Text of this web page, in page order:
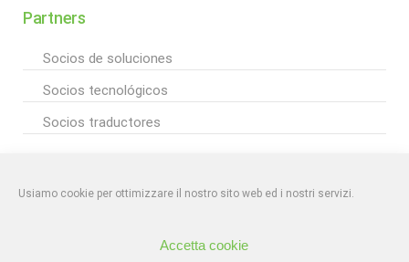
Usiamo cookie per ottimizzare il nostro sito web ed i nostri servizi.
Accetta cookie
Partners
Socios de soluciones
Socios tecnológicos
Socios traductores